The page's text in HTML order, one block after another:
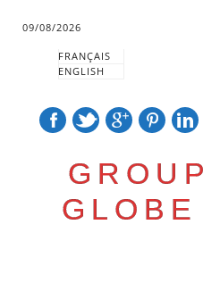
09/08/2026
FRANÇAIS
ENGLISH